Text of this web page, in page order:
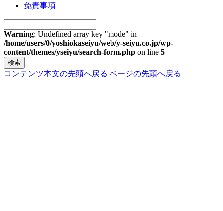
免責事項
Warning: Undefined array key "mode" in
/home/users/0/yoshiokaseiyu/web/y-seiyu.co.jp/wp-
content/themes/yseiyu/search-form.php on line 5
コンテンツ本文の先頭へ戻る ページの先頭へ戻る